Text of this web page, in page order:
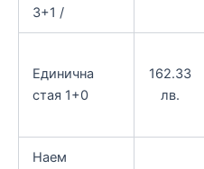
3+1 /
Единична
стая 1+0
162.33
лв.
Наем